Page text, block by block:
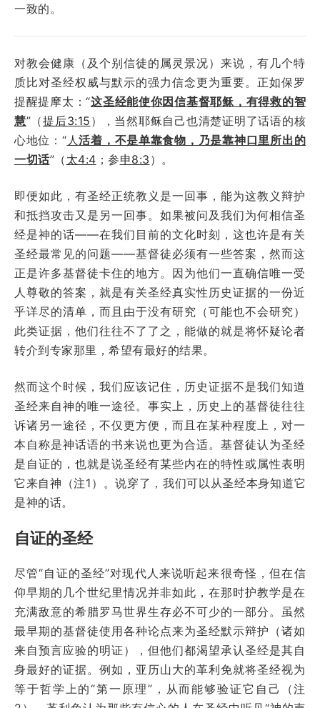
一致的。
对教会健康（及个别信徒的属灵景况）来说，有几个特
质比对圣经权威与默示的强力信念更为重要。正如保罗
提醒提摩太：“这圣经能使你因信基督耶稣，有得救的智
慧”（提后3:15 ），当然耶稣自己也清楚证明了话语的核
心地位：“ 人活着，不是单靠食物，乃是靠神口里所出的
一切话”（ 太4:4 ；参申8:3 ）。
即便如此，有圣经正统教义是一回事，能为这教义辩护
和抵挡攻击又是另一回事。如果被问及我们为何相信圣
经是神的话――在我们目前的文化时刻，这也许是有关
圣经最常见的问题――基督徒必须有一些答案，然而这
正是许多基督徒卡住的地方。因为他们一直确信唯一受
人尊敬的答案，就是有关圣经真实性历史证据的一份近
乎详尽的清单，而且由于没有研究（可能也不会研究）
此类证据，他们往往不了了之，能做的就是将怀疑论者
转介到专家那里，希望有最好的结果。
然而这个时候，我们应该记住，历史证据不是我们知道
圣经来自神的唯一途径。事实上，历史上的基督徒往往
诉诸另一途径，不仅更方便，而且在某种程度上，对一
本自称是神话语的书来说也更为合适。基督徒认为圣经
是自证的，也就是说圣经有某些内在的特性或属性表明
它来自神（注1）。说穿了，我们可以从圣经本身知道它
是神的话。
自证的圣经
尽管“自证的圣经”对现代人来说听起来很奇怪，但在信
仰早期的几个世纪里情况并非如此，在那时护教学是在
充满敌意的希腊罗马世界生存必不可少的一部分。虽然
最早期的基督徒使用各种论点来为圣经默示辩护（诸如
来自预言应验的明证），但他们都渴望承认圣经是其自
身最好的证据。例如，亚历山大的革利免就将圣经视为
等于哲学上的“第一原理”，从而能够验证它自己（注